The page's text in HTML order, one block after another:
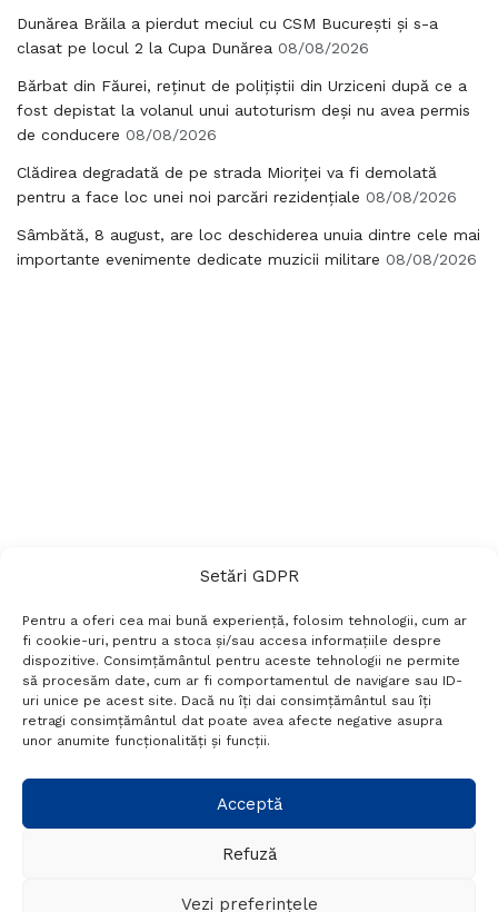
Setări GDPR
Pentru a oferi cea mai bună experiență, folosim tehnologii, cum ar
fi cookie-uri, pentru a stoca și/sau accesa informațiile despre
dispozitive. Consimțământul pentru aceste tehnologii ne permite
să procesăm date, cum ar fi comportamentul de navigare sau ID-
uri unice pe acest site. Dacă nu îți dai consimțământul sau îți
retragi consimțământul dat poate avea afecte negative asupra
unor anumite funcționalități și funcții.
Acceptă
Refuză
Vezi preferințele
Dunărea Brăila a pierdut meciul cu CSM București și s-a
clasat pe locul 2 la Cupa Dunărea 08/08/2026
Bărbat din Făurei, reținut de polițiștii din Urziceni după ce a
fost depistat la volanul unui autoturism deși nu avea permis
de conducere 08/08/2026
Clădirea degradată de pe strada Mioriței va fi demolată
pentru a face loc unei noi parcări rezidențiale 08/08/2026
Sâmbătă, 8 august, are loc deschiderea unuia dintre cele mai
importante evenimente dedicate muzicii militare 08/08/2026
Termeni si conditii
Politică de confidențialitate
Politica cookies
Setări GDPR
+40 788 760 194